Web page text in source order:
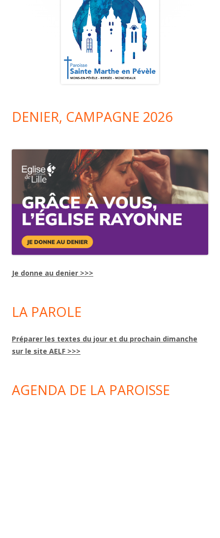
DENIER, CAMPAGNE 2026
Je donne au denier >>>
LA PAROLE
Préparer les textes du jour et du prochain dimanche
sur le site AELF >>>
AGENDA DE LA PAROISSE